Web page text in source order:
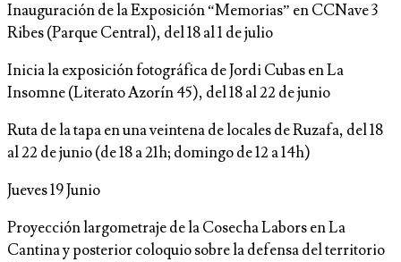
Inauguración de la Exposición “Memorias” en CCNave 3
Ribes (Parque Central), del 18 al 1 de julio
Inicia la exposición fotográfica de Jordi Cubas en La
Insomne (Literato Azorín 45), del 18 al 22 de junio
Ruta de la tapa en una veintena de locales de Ruzafa, del 18
al 22 de junio (de 18 a 21h; domingo de 12 a 14h)
Jueves 19 Junio
Proyección largometraje de la Cosecha Labors en La
Cantina y posterior coloquio sobre la defensa del territorio